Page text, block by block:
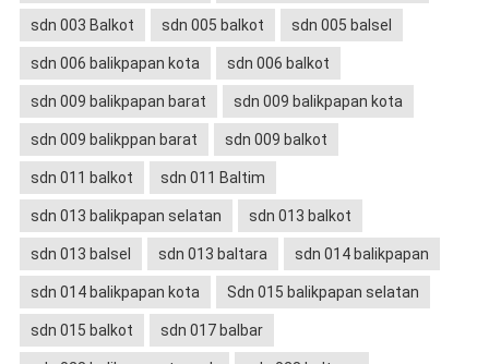
sdn 003 Balkot sdn 005 balkot sdn 005 balsel
sdn 006 balikpapan kota sdn 006 balkot
sdn 009 balikpapan barat sdn 009 balikpapan kota
sdn 009 balikppan barat sdn 009 balkot
sdn 011 balkot sdn 011 Baltim
sdn 013 balikpapan selatan sdn 013 balkot
sdn 013 balsel sdn 013 baltara sdn 014 balikpapan
sdn 014 balikpapan kota Sdn 015 balikpapan selatan
sdn 015 balkot sdn 017 balbar